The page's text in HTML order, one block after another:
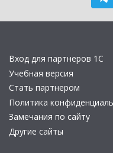
Вход для партнеров 1С
Учебная версия
Стать партнером
Политика
Замечания по сайту
Другие сайты